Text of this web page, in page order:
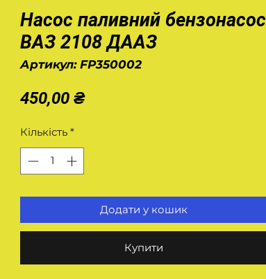
Насос паливний бензонасос
ВАЗ 2108 ДААЗ
Артикул: FP350002
450,00 ₴Ціна
Кількість *
Додати у кошик
Купити